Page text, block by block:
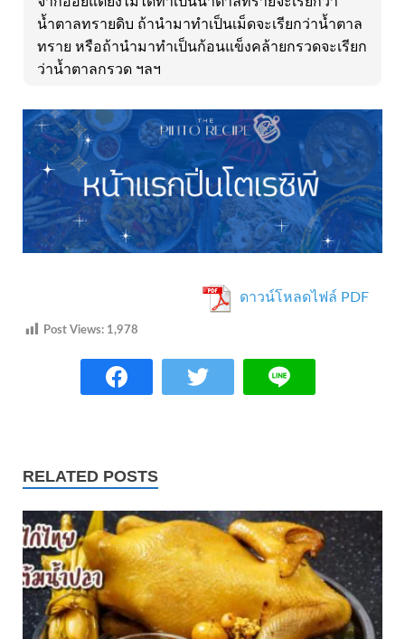
น้ำตาลทรายดิบ ถ้านำมาทำเป็นเม็ดจะเรียกว่าน้ำตาล
ทราย หรือถ้านำมาทำเป็นก้อนแข็งคล้ายกรวดจะเรียก
ว่าน้ำตาลกรวด ฯลฯ
ดาวน์โหลดไฟล์ PDF
Post Views: 1,978
RELATED POSTS